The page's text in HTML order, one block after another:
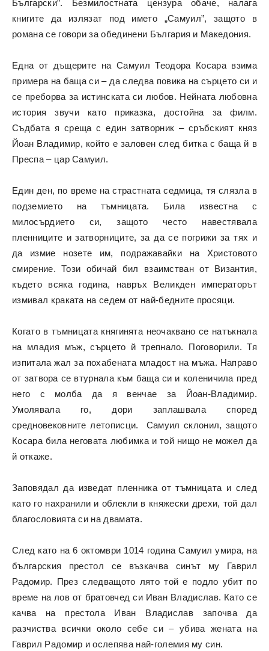
Български”. Безмилостната цензура обаче, налага
книгите да излязат под името „Самуил”, защото в
романа се говори за обединени България и Македония.
Една от дъщерите на Самуил Теодора Косара взима
примера на баща си – да следва повика на сърцето си и
се преборва за истинската си любов. Нейната любовна
история звучи като приказка, достойна за филм.
Съдбата я среща с един затворник – сръбският княз
Йоан Владимир, който е заловен след битка с баща й в
Преспа – цар Самуил.
Един ден, по време на страстната седмица, тя слязла в
подземието на тъмницата. Била известна с
милосърдието си, защото често навестявала
пленниците и затворниците, за да се погрижи за тях и
да измие нозете им, подражавайки на Христовото
смирение. Този обичай бил взаимстван от Византия,
където всяка година, навръх Великден императорът
измивал краката на седем от най-бедните просяци.
Когато в тъмницата княгинята неочаквано се натъкнала
на младия мъж, сърцето й трепнало. Поговорили. Тя
изпитала жал за похабената младост на мъжа. Направо
от затвора се втурнала към баща си и коленичила пред
него с молба да я венчае за Йоан-Владимир.
Умолявала го, дори заплашвала според
средновековните летописци. Самуил склонил, защото
Косара била неговата любимка и той нищо не можел да
й откаже.
Заповядал да изведат пленника от тъмницата и след
като го нахранили и облекли в княжески дрехи, той дал
благословията си на двамата.
След като на 6 октомври 1014 година Самуил умира, на
българския престол се възкачва синът му Гаврил
Радомир. През следващото лято той е подло убит по
време на лов от братовчед си Иван Владислав. Като се
качва на престола Иван Владислав започва да
разчиства всички около себе си – убива жената на
Гаврил Радомир и ослепява най-големия му син.